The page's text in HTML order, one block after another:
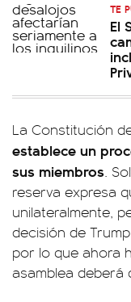
TE
El
La Constitución
establece un
sus miembros.
reserva expresa
unilateralmente,
decisión de
por lo que ahora
asamblea deberá